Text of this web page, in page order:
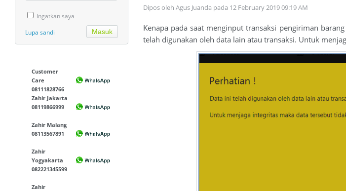
Ingatkan saya
Lupa sandi
Customer
Care
08111828766
Zahir Jakarta
08119866999
Zahir Malang
08113567891
Zahir
Yogyakarta
082221345599
Zahir
Dipos oleh Agus Juanda pada 12 February 2019 09:19 AM
Kenapa pada saat menginput transaksi pengiriman
telah digunakan oleh data lain atau transaksi. Untuk